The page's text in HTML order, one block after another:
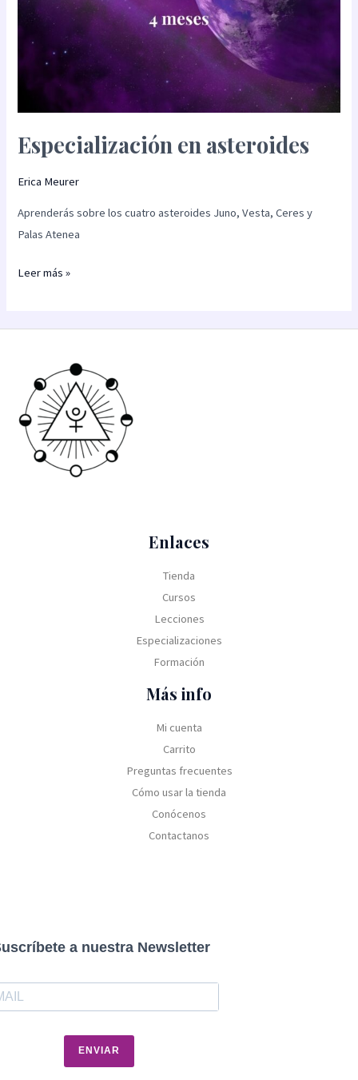
Especialización en asteroides
Erica Meurer
Aprenderás sobre los cuatro asteroides Juno, Vesta, Ceres y
Palas Atenea
Leer más »
Enlaces
Tienda
Cursos
Lecciones
Especializaciones
Formación
Más info
Mi cuenta
Carrito
Preguntas frecuentes
Cómo usar la tienda
Conócenos
Contactanos
a nuestra Newsletter
ENVIAR